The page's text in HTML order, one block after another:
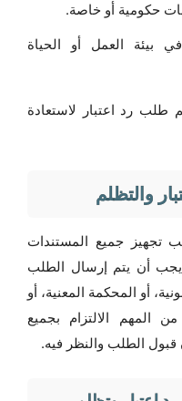
حكومية أو خاصة.
بيئة العمل أو الحياة
طلب رد اعتبار لاستعادة
والتظلم
تجهيز جميع المستندات
يجب أن يتم إرسال الطلب
أو المحكمة المعنية، أو
المهم الالتزام بجميع
قبول الطلب والنظر فيه.